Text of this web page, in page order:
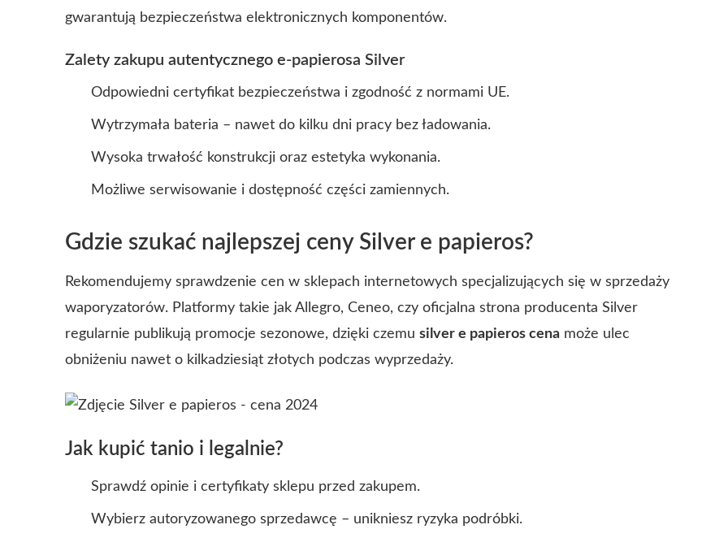
gwarantują bezpieczeństwa elektronicznych komponentów.
Zalety zakupu autentycznego e-papierosa Silver
Odpowiedni certyfikat bezpieczeństwa i zgodność z normami UE.
Wytrzymała bateria – nawet do kilku dni pracy bez ładowania.
Wysoka trwałość konstrukcji oraz estetyka wykonania.
Możliwe serwisowanie i dostępność części zamiennych.
Gdzie szukać najlepszej ceny Silver e papieros?
Rekomendujemy sprawdzenie cen w sklepach internetowych specjalizujących się w sprzedaży
waporyzatorów. Platformy takie jak Allegro, Ceneo, czy oficjalna strona producenta Silver
regularnie publikują promocje sezonowe, dzięki czemu silver e papieros cena może ulec
obniżeniu nawet o kilkadziesiąt złotych podczas wyprzedaży.
Jak kupić tanio i legalnie?
Sprawdź opinie i certyfikaty sklepu przed zakupem.
Wybierz autoryzowanego sprzedawcę – unikniesz ryzyka podróbki.